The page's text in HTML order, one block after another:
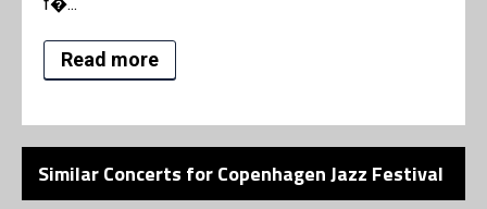
f�...
Read more
Similar Concerts for Copenhagen Jazz Festival